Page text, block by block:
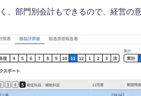
、部門別会計もできるので、経営の